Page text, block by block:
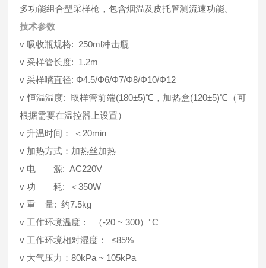
多功能组合型采样枪，包含烟温及皮托管测流速功能。
技术参数
v 吸收瓶规格: 250ml冲击瓶
v 采样管长度: 1.2m
v 采样嘴直径: Φ4.5/Φ6/Φ7/Φ8/Φ10/Φ12
v 恒温温度: 取样管前端(180±5)℃，加热盒(120±5)℃（可
根据需要在温控器上设置）
v 升温时间： ＜20min
v 加热方式：加热丝加热
v 电 源: AC220V
v 功 耗: ＜350W
v 重 量: 约7.5kg
v 工作环境温度： （-20 ~ 300）°C
v 工作环境相对湿度： ≤85%
v 大气压力：80kPa ~ 105kPa